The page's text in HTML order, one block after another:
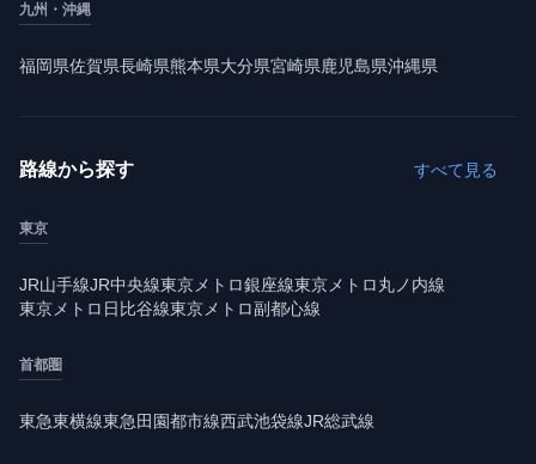
九州・沖縄
福岡県佐賀県長崎県熊本県大分県宮崎県鹿児島県沖縄県
路線から探す すべて見る
東京
JR山手線JR中央線東京メトロ銀座線東京メトロ丸ノ内線
東京メトロ日比谷線東京メトロ副都心線
首都圏
東急東横線東急田園都市線西武池袋線JR総武線